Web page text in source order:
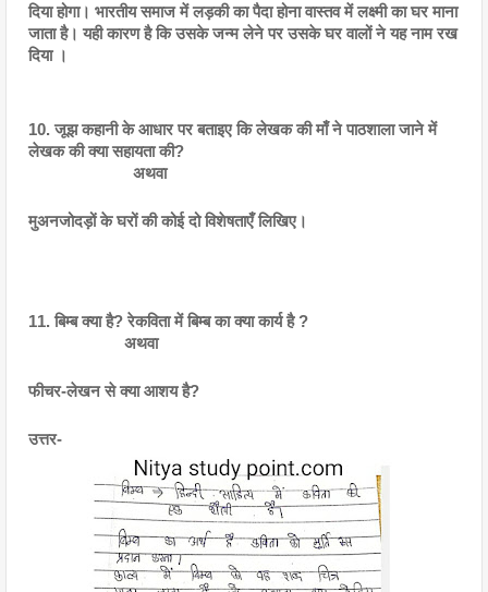
दिया होगा। भारतीय समाज में लड़की का पैदा होना वास्तव में लक्ष्मी का घर माना
जाता है। यही कारण है कि उसके जन्म लेने पर उसके घर वालों ने यह नाम रख
दिया ।
10. जूझ कहानी के आधार पर बताइए कि लेखक की माँ ने पाठशाला जाने में
लेखक की क्या सहायता की?
अथवा
मुअनजोदड़ों के घरों की कोई दो विशेषताएँ लिखिए।
11. बिम्ब क्या है? रेकविता में बिम्ब का क्या कार्य है ?
अथवा
फीचर-लेखन से क्या आशय है?
उत्तर-